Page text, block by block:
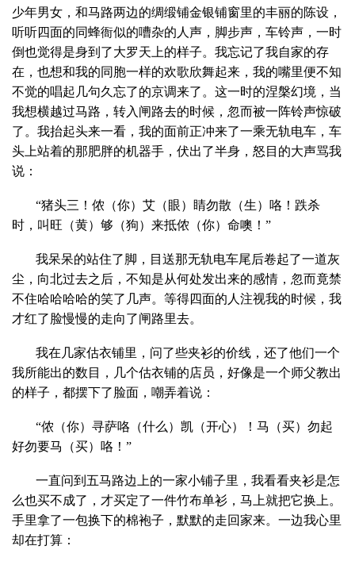
少年男女，和马路两边的绸缎铺金银铺窗里的丰丽的陈设，
听听四面的同蜂衙似的嘈杂的人声，脚步声，车铃声，一时
倒也觉得是身到了大罗天上的样子。我忘记了我自家的存
在，也想和我的同胞一样的欢歌欣舞起来，我的嘴里便不知
不觉的唱起几句久忘了的京调来了。这一时的涅槃幻境，当
我想横越过马路，转入闸路去的时候，忽而被一阵铃声惊破
了。我抬起头来一看，我的面前正冲来了一乘无轨电车，车
头上站着的那肥胖的机器手，伏出了半身，怒目的大声骂我
说：
“猪头三！侬（你）艾（眼）睛勿散（生）咯！跌杀
时，叫旺（黄）够（狗）来抵侬（你）命噢！”
我呆呆的站住了脚，目送那无轨电车尾后卷起了一道灰
尘，向北过去之后，不知是从何处发出来的感情，忽而竟禁
不住哈哈哈哈的笑了几声。等得四面的人注视我的时候，我
才红了脸慢慢的走向了闸路里去。
我在几家估衣铺里，问了些夹衫的价线，还了他们一个
我所能出的数目，几个估衣铺的店员，好像是一个师父教出
的样子，都摆下了脸面，嘲弄着说：
“侬（你）寻萨咯（什么）凯（开心）！马（买）勿起
好勿要马（买）咯！”
一直问到五马路边上的一家小铺子里，我看看夹衫是怎
么也买不成了，才买定了一件竹布单衫，马上就把它换上。
手里拿了一包换下的棉袍子，默默的走回家来。一边我心里
却在打算：